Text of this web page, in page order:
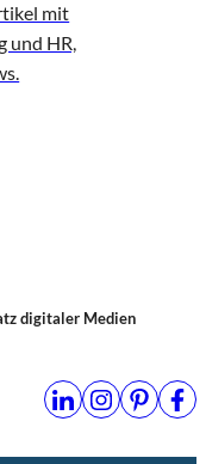
mit
und HR,
digitaler Medien